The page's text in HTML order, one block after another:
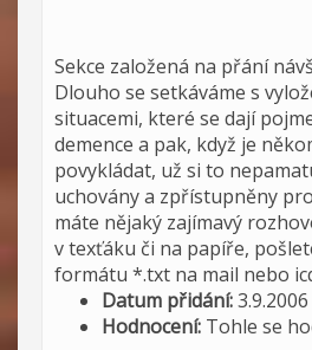
Sekce založená na přání
Dlouho se setkáváme s
situacemi, které se dají
demence a pak, když je
povykládat, už si to
uchovány a zpřístupněny
máte nějaký zajímavý
v texťáku či na papíře,
formátu *.txt na mail nebo
Datum přidání:
Hodnocení: Tohle se